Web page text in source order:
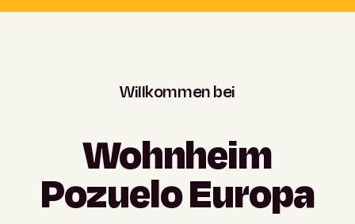
Willkommenbei
Wohnheim
PozueloEuropa